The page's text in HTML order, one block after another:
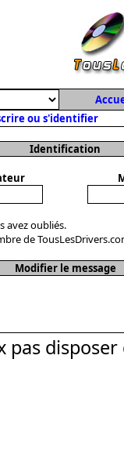
ou s'identifier
Identification
avez oubliés.
de
Modifier le message